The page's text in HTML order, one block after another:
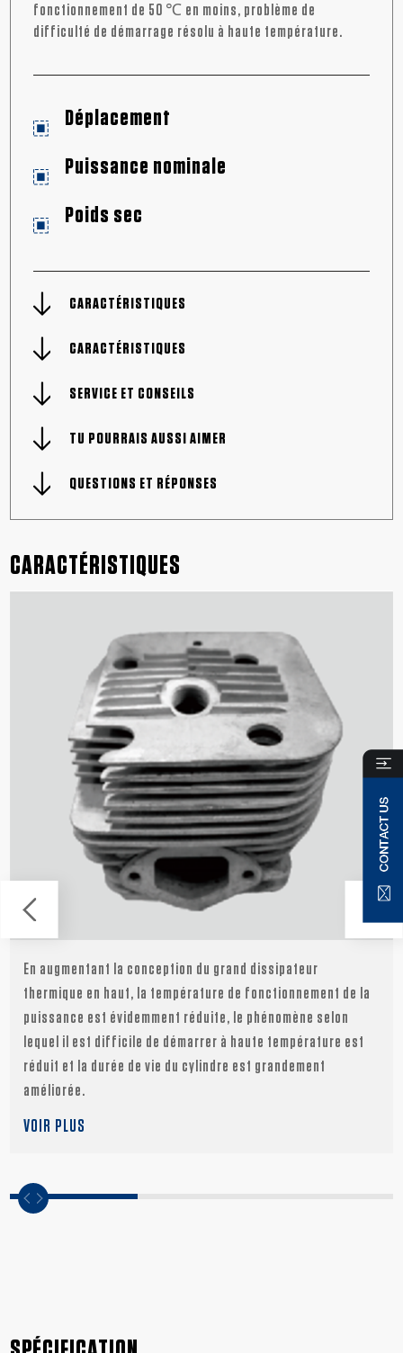
fonctionnement de 50 ℃ en moins, problème de
difficulté de démarrage résolu à haute température.
Déplacement
Puissance nominale
Poids sec
CARACTÉRISTIQUES
CARACTÉRISTIQUES
SERVICE ET CONSEILS
TU POURRAIS AUSSI AIMER
QUESTIONS ET RÉPONSES
CARACTÉRISTIQUES
En augmentant la conception du grand dissipateur
thermique en haut, la température de fonctionnement de la
puissance est évidemment réduite, le phénomène selon
lequel il est difficile de démarrer à haute température est
réduit et la durée de vie du cylindre est grandement
améliorée.
VOIR PLUS